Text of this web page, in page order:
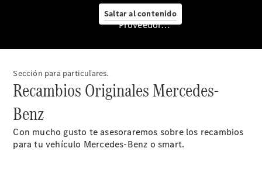
Saltar al contenido
Cita de
Mercedes-
Benz
Service
furgonetas
Asesoramiento
Proveedor/Protección de datos
Sección para particulares.
Recambios Originales Mercedes-
Benz
Con mucho gusto te asesoraremos sobre los recambios
para tu vehículo Mercedes-Benz o smart.